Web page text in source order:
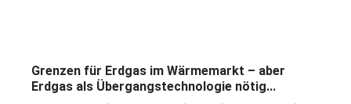
Grenzen für Erdgas im Wärmemarkt – aber
Erdgas als Übergangstechnologie nötig...